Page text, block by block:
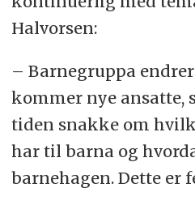
Halvorsen:
– Barnegruppa
kommer nye ansatte,
tiden snakke om
har til barna og
barnehagen. Dette er